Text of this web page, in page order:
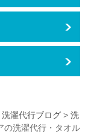
洗濯代行ブログ> 洗
の洗濯代行・タオル